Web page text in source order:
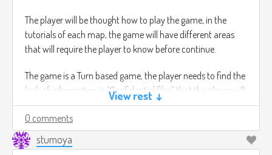
The player will be thought how to play the game, in the
tutorials of each map, the game will have different areas
that will require the player to know before continue.
The game is a Turn based game, the player needs to find the
leak of information in “Confidential files” that the player will
need to read and figure out where is the leak of information,
which is going to ge in code, for instance in the paper there
might be a word down wards that says “C H I C K E N ” and
the player will need to underline this word.
View rest ↓
0 comments
stumoya